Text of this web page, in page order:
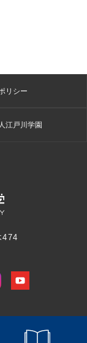
リシー
江戸川学園
474